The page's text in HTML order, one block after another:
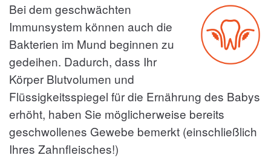
Bei dem geschwächten
Immunsystem können auch die
Bakterien im Mund beginnen zu
gedeihen. Dadurch, dass Ihr
Körper Blutvolumen und
Flüssigkeitsspiegel für die Ernährung des Babys
erhöht, haben Sie möglicherweise bereits
geschwollenes Gewebe bemerkt (einschließlich
Ihres Zahnfleisches!)